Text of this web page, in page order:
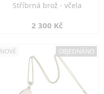
Stříbrná brož - včela
2 300 Kč
NOVÉ OBJEDNÁNO